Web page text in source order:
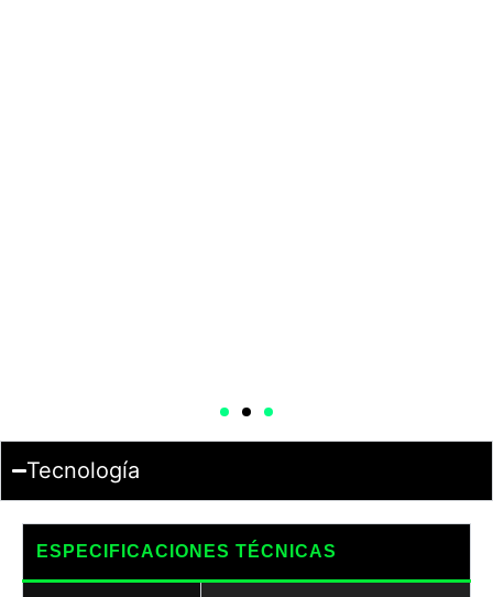
Tecnología
ESPECIFICACIONES TÉCNICAS